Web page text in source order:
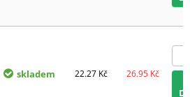
skladem 22.27 Kč 26.95 Kč